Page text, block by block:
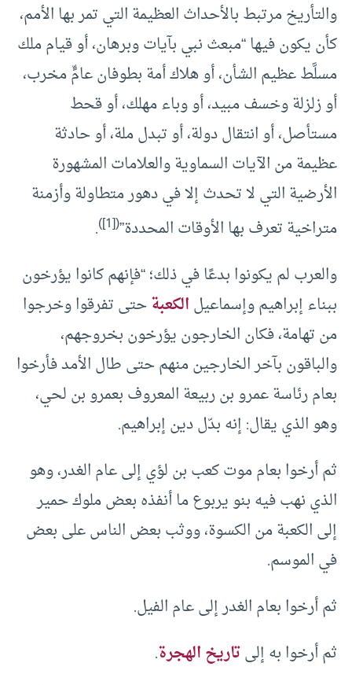
والتأريخ مرتبط بالأحداث العظيمة التي تمر بها الأمم،
كأن يكون فيها “مبعث نبي بآيات وبرهان، أو قيام ملك
مسلَّط عظيم الشأن، أو هلاك أمة بطوفان عامٍّ مخرب،
أو زلزلة وخسف مبيد، أو وباء مهلك، أو قحط
مستأصل، أو انتقال دولة، أو تبدل ملة، أو حادثة
عظيمة من الآيات السماوية والعلامات المشهورة
الأرضية التي لا تحدث إلا في دهور متطاولة وأزمنة
متراخية تعرف بها الأوقات المحددة”([1])
.
والعرب لم يكونوا بدعًا في ذلك؛ “فإنهم كانوا يؤرخون
ببناء إبراهيم وإسماعيلالكعبةحتى تفرقوا وخرجوا
من تهامة، فكان الخارجون يؤرخون بخروجهم،
والباقون بآخر الخارجين منهم حتى طال الأمد فأرخوا
بعام رئاسة عمرو بن ربيعة المعروف بعمرو بن لحي،
وهو الذي يقال: إنه بدّل دين إبراهيم.
ثم أرخوا بعام موت كعب بن لؤي إلى عام الغدر، وهو
الذي نهب فيه بنو يربوع ما أنفذه بعض ملوك حمير
إلى الكعبة من الكسوة، ووثب بعض الناس على بعض
في الموسم.
ثم أرخوا بعام الغدر إلى عام الفيل.
ثم أرخوا به إلىتاريخ الهجرة.